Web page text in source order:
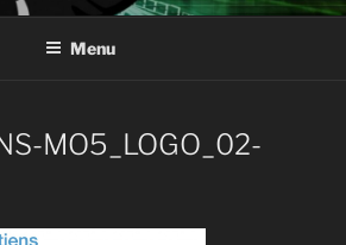
Menu
MO5_LOGO_02-